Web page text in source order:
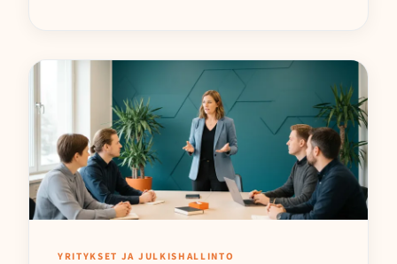
YRITYKSET JA JULKISHALLINTO